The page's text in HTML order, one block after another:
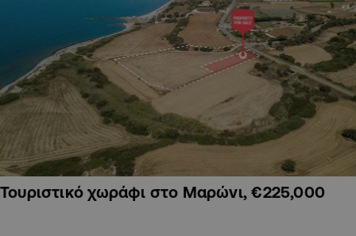
Τουριστικό χωράφι στο Μαρώνι, €225,000